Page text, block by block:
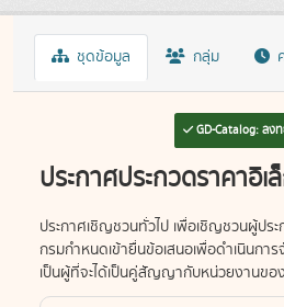
ชุดข้อมูล กลุ่ม
GD-Catalog: ลง
ประกาศประกวดราคาอิ
ประกาศเชิญชวนทั่วไป เพื่อเชิญชวนผู้ป
กรมกำหนดเข้ายื่นข้อเสนอเพื่อดำเนินกา
เป็นผู้ที่จะได้เป็นคู่สัญญากับหน่วยงานขอ